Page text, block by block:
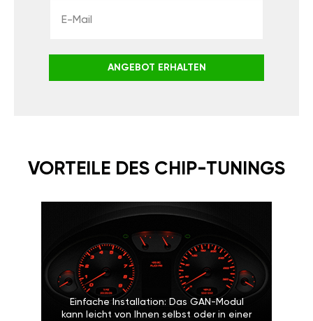
ANGEBOT ERHALTEN
VORTEILE DES CHIP-TUNINGS
Einfache Installation: Das GAN-Modul
kann leicht von Ihnen selbst oder in einer